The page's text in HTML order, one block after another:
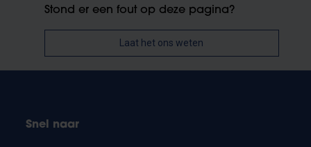
Stond er een fout op deze pagina?
Laat het ons weten
Snel naar